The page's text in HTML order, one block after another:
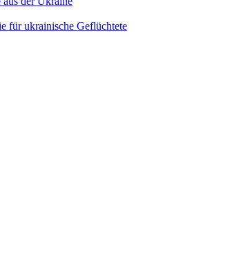
für ukrainische Geflüchtete